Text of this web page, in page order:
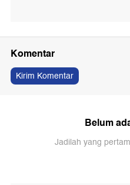
Komentar
Kirim Komentar
Belum
Jadilah yang